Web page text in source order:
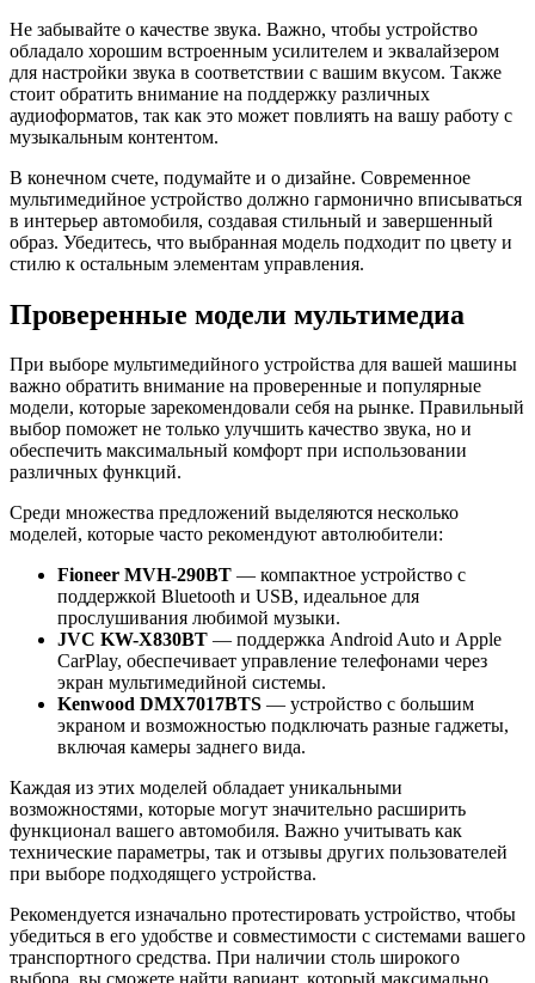
Не забывайте о качестве звука. Важно, чтобы устройство
обладало хорошим встроенным усилителем и эквалайзером
для настройки звука в соответствии с вашим вкусом. Также
стоит обратить внимание на поддержку различных
аудиоформатов, так как это может повлиять на вашу работу с
музыкальным контентом.
В конечном счете, подумайте и о дизайне. Современное
мультимедийное устройство должно гармонично вписываться
в интерьер автомобиля, создавая стильный и завершенный
образ. Убедитесь, что выбранная модель подходит по цвету и
стилю к остальным элементам управления.
Проверенные модели мультимедиа
При выборе мультимедийного устройства для вашей машины
важно обратить внимание на проверенные и популярные
модели, которые зарекомендовали себя на рынке. Правильный
выбор поможет не только улучшить качество звука, но и
обеспечить максимальный комфорт при использовании
различных функций.
Среди множества предложений выделяются несколько
моделей, которые часто рекомендуют автолюбители:
Fioneer MVH-290BT — компактное устройство с
поддержкой Bluetooth и USB, идеальное для
прослушивания любимой музыки.
JVC KW-X830BT — поддержка Android Auto и Apple
CarPlay, обеспечивает управление телефонами через
экран мультимедийной системы.
Kenwood DMX7017BTS — устройство с большим
экраном и возможностью подключать разные гаджеты,
включая камеры заднего вида.
Каждая из этих моделей обладает уникальными
возможностями, которые могут значительно расширить
функционал вашего автомобиля. Важно учитывать как
технические параметры, так и отзывы других пользователей
при выборе подходящего устройства.
Рекомендуется изначально протестировать устройство, чтобы
убедиться в его удобстве и совместимости с системами вашего
транспортного средства. При наличии столь широкого